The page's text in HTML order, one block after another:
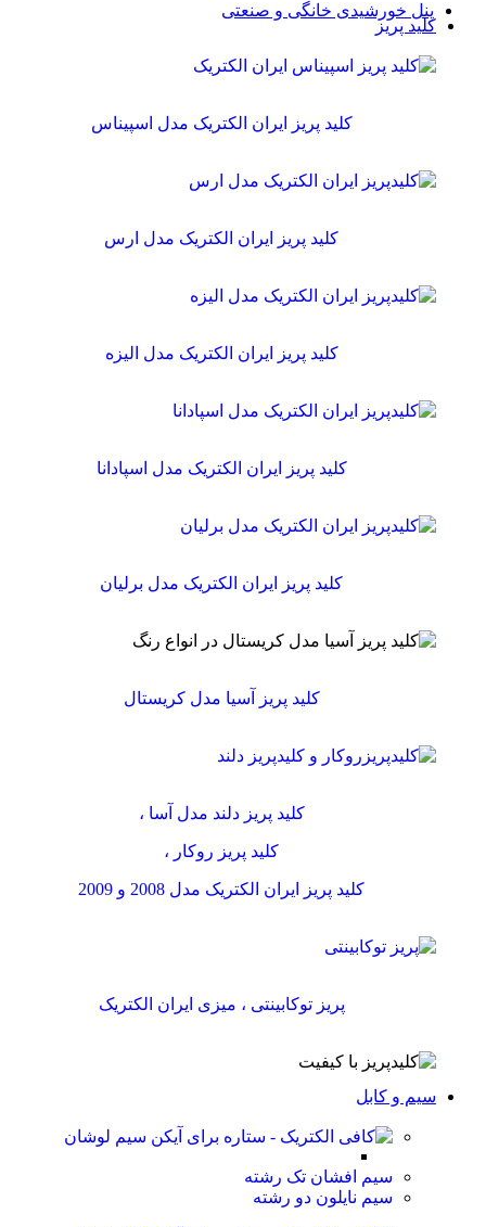
پنل خورشیدی خانگی و صنعتی
کلید پریز
کلید پریز ایران الکتریک مدل اسپیناس
کلید پریز ایران الکتریک مدل ارس
کلید پریز ایران الکتریک مدل الیزه
کلید پریز ایران الکتریک مدل اسپادانا
کلید پریز ایران الکتریک مدل برلیان
کلید پریز آسیا مدل کریستال
کلید پریز دلند مدل آسا ،
کلید پریز روکار ،
کلید پریز ایران الکتریک مدل 2008 و 2009
پریز توکابینتی ، میزی ایران الکتریک
سیم و کابل
سیم لوشان
سیم افشان تک رشته
سیم نایلون دو رشته